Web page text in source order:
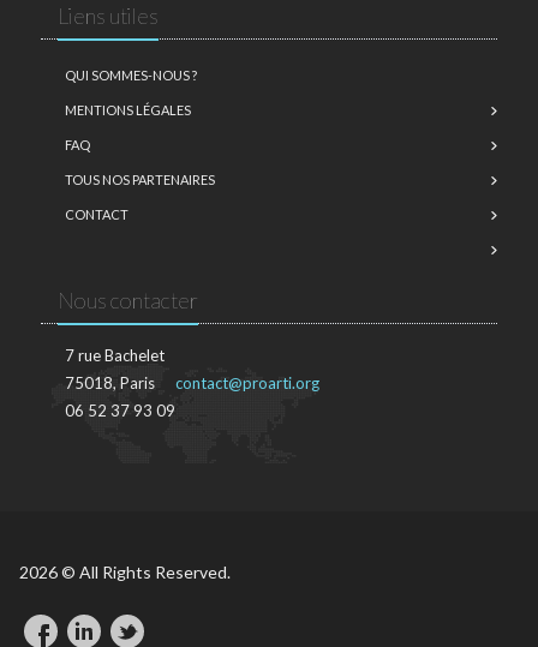
Liens utiles
QUI SOMMES-NOUS ?
MENTIONS LÉGALES
FAQ
TOUS NOS PARTENAIRES
CONTACT
Nous contacter
7 rue Bachelet
75018, Paris
06 52 37 93 09
contact@proarti.org
2026 © All Rights Reserved.